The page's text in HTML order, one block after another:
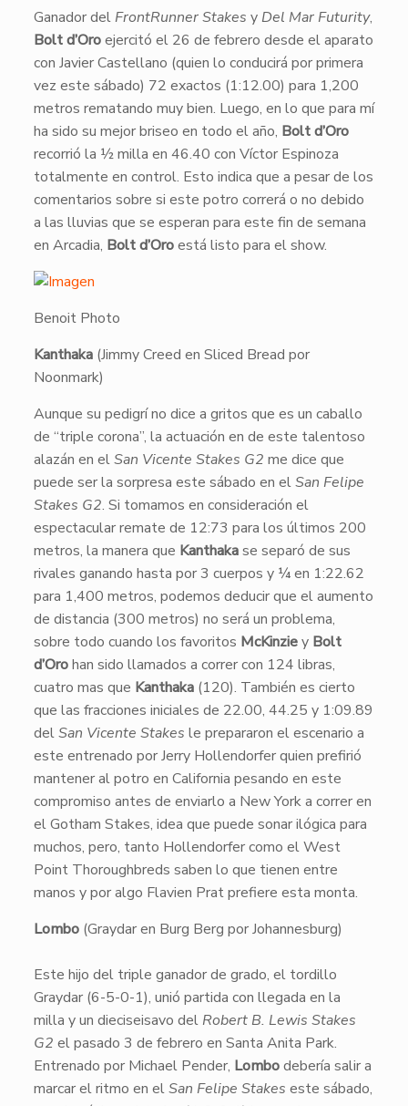
Ganador del FrontRunner Stakes y Del Mar Futurity,
Bolt d’Oroejercitó el 26 de febrero desde el aparato
con Javier Castellano (quien lo conducirá por primera
vez este sábado) 72 exactos (1:12.00) para 1,200
metros rematando muy bien. Luego, en lo que para mí
ha sido su mejor briseo en todo el año, Bolt d’Oro
recorrió la ½ milla en 46.40 con Víctor Espinoza
totalmente en control. Esto indica que a pesar de los
comentarios sobre si este potro correrá o no debido
a las lluvias que se esperan para este fin de semana
en Arcadia, Bolt d’Oroestá listo para el show.
Benoit Photo
Kanthaka(Jimmy Creed en Sliced Bread por
Noonmark)
Aunque su pedigrí no dice a gritos que es un caballo
de “triple corona”, la actuación en de este talentoso
alazán en elSan Vicente Stakes G2 me dice que
puede ser la sorpresa este sábado en elSan Felipe
Stakes G2. Si tomamos en consideración el
espectacular remate de 12:73 para los últimos 200
metros, la manera que Kanthakase separó de sus
rivales ganando hasta por 3 cuerpos y ¼ en 1:22.62
para 1,400 metros, podemos deducir que el aumento
de distancia (300 metros) no será un problema,
sobre todo cuando los favoritos McKinziey Bolt
d’Orohan sido llamados a correr con 124 libras,
cuatro mas que Kanthaka(120). También es cierto
que las fracciones iniciales de 22.00, 44.25 y 1:09.89
delSan Vicente Stakes le prepararon el escenario a
este entrenado por Jerry Hollendorfer quien prefirió
mantener al potro en California pesando en este
compromiso antes de enviarlo a New York a correr en
el Gotham Stakes, idea que puede sonar ilógica para
muchos, pero, tanto Hollendorfer como el West
Point Thoroughbreds saben lo que tienen entre
manos y por algo Flavien Prat prefiere esta monta.
Lombo(Graydar en Burg Berg por Johannesburg)
Este hijo del triple ganador de grado, el tordillo
Graydar (6-5-0-1), unió partida con llegada en la
milla y un dieciseisavo del Robert B. Lewis Stakes
G2 el pasado 3 de febrero en Santa Anita Park.
Entrenado por Michael Pender, Lombodebería salir a
marcar el ritmo en elSan Felipe Stakes este sábado,